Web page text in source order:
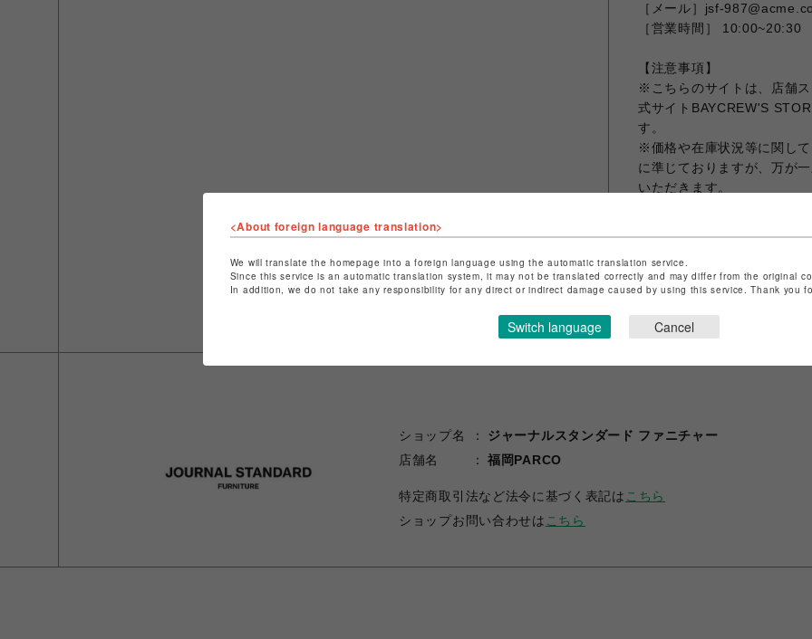
［メール］jsf-
［営業時間］ 10:00~20:30
【注意事項】
※こちらのサイトは、店舗
式サイトBAYCREW'S
す。
※価格や在庫状況等に関し
に準じておりますが、万が
いただきます。
ショップ名
ジャーナルスタンダード ファニチャー
店舗名
福岡PARCO
特定商取引法など法令に基づく表記は こちら
ショップお問い合わせは こちら
<About foreign language translation>
We will translate the homepage into a foreign language using the automatic translation service.
Since this service is an automatic translation system, it may not be translated correctly and may differ from the original
In addition, we do not take any responsibility for any direct or indirect damage caused by using this service. Thank you
Switch language Cancel